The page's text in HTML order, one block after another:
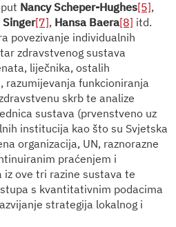
Nancy Scheper-Hughes[5],
[7], Hansa Baera[8] itd.
povezivanje individualnih
zdravstvenog sustava
liječnika, ostalih
razumijevanja funkcioniranja
skrb te analize
sustava (prvenstveno uz
institucija kao što su Svjetska
organizacija, UN, raznorazne
praćenjem i
ove tri razine sustava te
s kvantitativnim podacima
strategija lokalnog i